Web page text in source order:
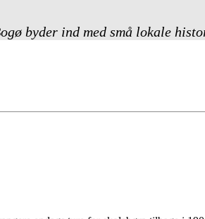
byder ind med små lokale